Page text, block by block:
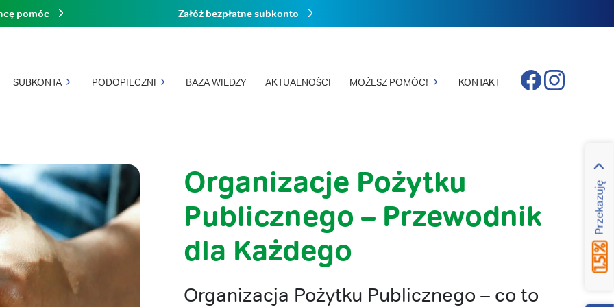
SUBKONTA PODOPIECZNI BAZA WIEDZY AKTUALNOŚCI MOŻESZ POMÓC! KONTAKT
Przekazuję
pomóc Załóż bezpłatne subkonto
FacebookInstagram
Organizacje Pożytku
Publicznego – Przewodnik
dla Każdego
Organizacja Pożytku Publicznego – co to